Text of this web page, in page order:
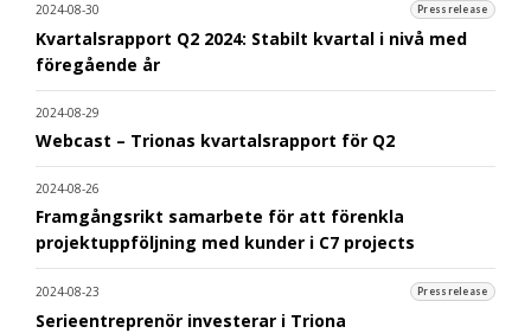
2024-08-30 Pressrelease
Kvartalsrapport Q2 2024: Stabilt kvartal i nivå med
föregående år
2024-08-29
Webcast – Trionas kvartalsrapport för Q2
2024-08-26
Framgångsrikt samarbete för att förenkla
projektuppföljning med kunder i C7 projects
2024-08-23 Pressrelease
Serieentreprenör investerar i Triona